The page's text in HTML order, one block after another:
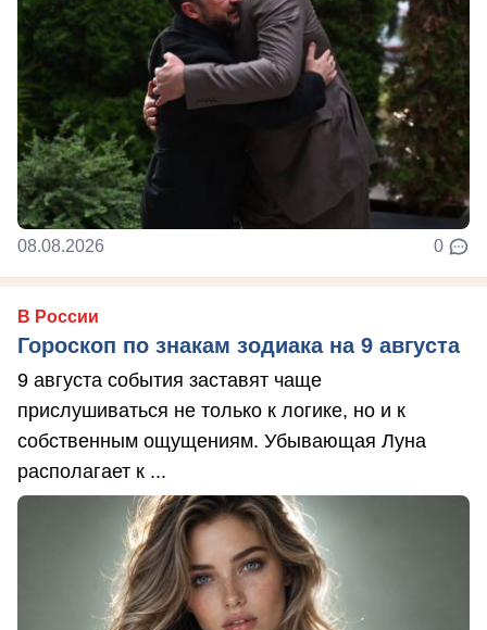
08.08.2026 0
В России
Гороскоп по знакам зодиака на 9 августа
9 августа события заставят чаще
прислушиваться не только к логике, но и к
собственным ощущениям. Убывающая Луна
располагает к ...